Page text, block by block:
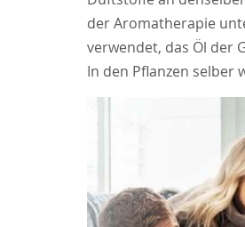
der Aromatherapie
verwendet, das Öl der
In den Pflanzen selber